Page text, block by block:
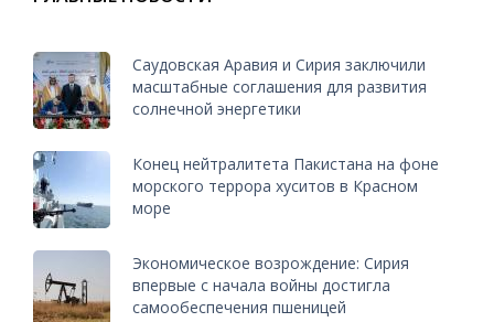
Саудовская Аравия и Сирия заключили
масштабные соглашения для развития
солнечной энергетики
Конец нейтралитета Пакистана на фоне
морского террора хуситов в Красном
море
Экономическое возрождение: Сирия
впервые с начала войны достигла
самообеспечения пшеницей